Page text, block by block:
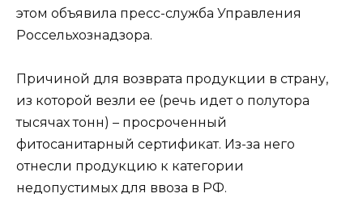
этом объявила пресс-служба Управления
Россельхознадзора.
Причиной для возврата продукции в страну,
из которой везли ее (речь идет о полутора
тысячах тонн) – просроченный
фитосанитарный сертификат. Из-за него
отнесли продукцию к категории
недопустимых для ввоза в РФ.